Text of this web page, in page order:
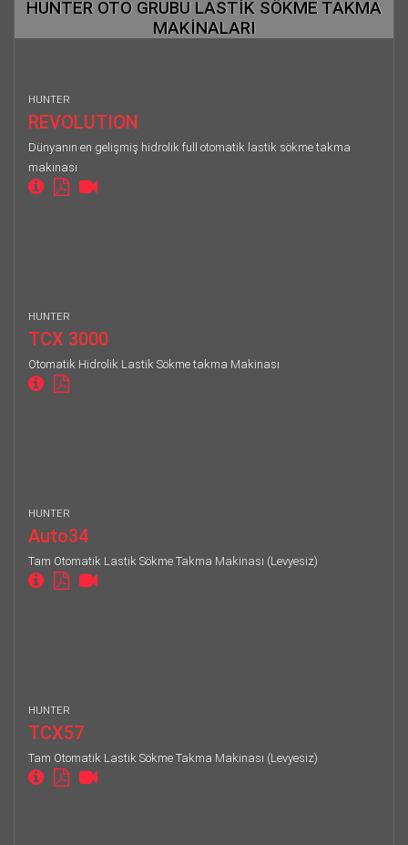
HUNTER OTO GRUBU LASTİK SÖKME TAKMA
MAKİNALARI
HUNTER
REVOLUTION
Dünyanın en gelişmiş hidrolik full otomatik lastik sökme takma
makinası
HUNTER
TCX 3000
Otomatik Hidrolik Lastik Sökme takma Makinası
HUNTER
Auto34
Tam Otomatik Lastik Sökme Takma Makinası (Levyesiz)
HUNTER
TCX57
Tam Otomatik Lastik Sökme Takma Makinası (Levyesiz)